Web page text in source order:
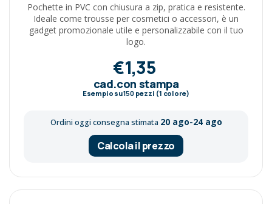
Pochette in PVC con chiusura a zip, pratica e resistente.
Ideale come trousse per cosmetici o accessori, è un
gadget promozionale utile e personalizzabile con il tuo
logo.
€1,35
cad.con stampa
Esempio su150pezzi (1 colore)
Ordini oggi consegna stimata 20 ago-24 ago
Calcola il prezzo